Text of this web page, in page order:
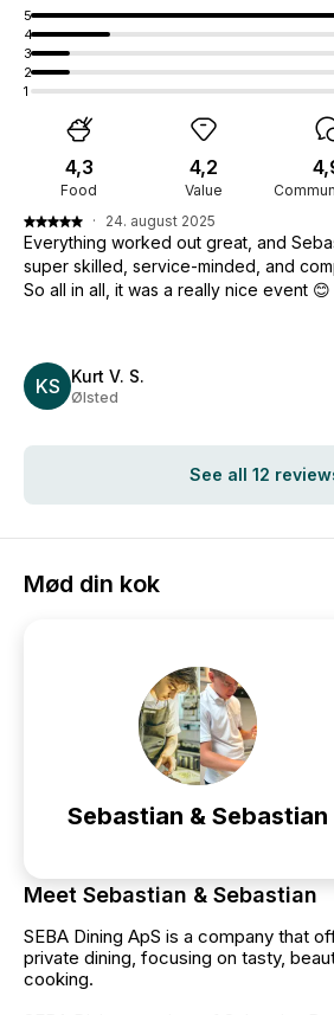
5
4
3
2
1
Food
4,3
Value
4,2
KS Kurt V. S.
Ølsted
· 24. august 2025
Everything worked out great, and
super skilled, service-minded, and
So all in all, it was a really nice event 😊
See all 12
Mød din kok
Sebastian & Sebastian
Meet Sebastian & Sebastian
SEBA Dining ApS is a company that
private dining, focusing on tasty,
cooking.